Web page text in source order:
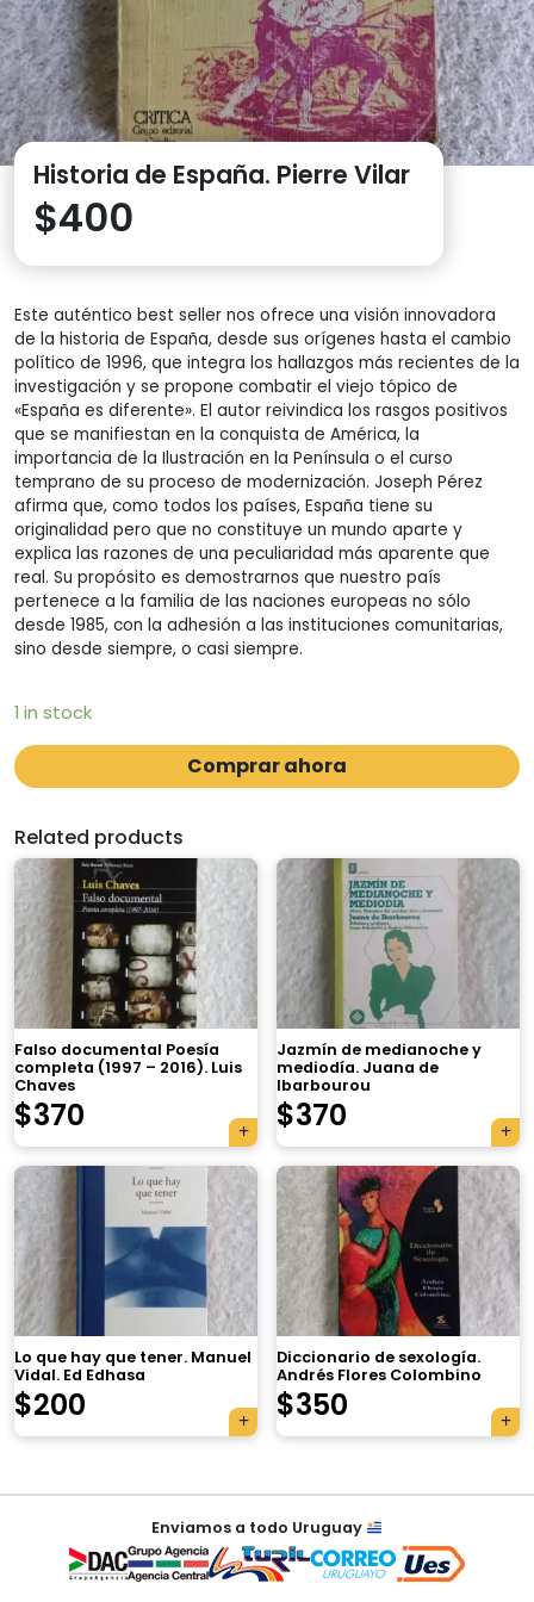
Historia de España. Pierre Vilar
$400
Este auténtico best seller nos ofrece una visión innovadora
de la historia de España, desde sus orígenes hasta el cambio
político de 1996, que integra los hallazgos más recientes de la
investigación y se propone combatir el viejo tópico de
«España es diferente». El autor reivindica los rasgos positivos
que se manifiestan en la conquista de América, la
importancia de la Ilustración en la Península o el curso
temprano de su proceso de modernización. Joseph Pérez
afirma que, como todos los países, España tiene su
originalidad pero que no constituye un mundo aparte y
explica las razones de una peculiaridad más aparente que
real. Su propósito es demostrarnos que nuestro país
pertenece a la familia de las naciones europeas no sólo
desde 1985, con la adhesión a las instituciones comunitarias,
sino desde siempre, o casi siempre.
1 in stock
Comprar ahora
Related products
Falso documental Poesía
completa (1997 – 2016). Luis
Chaves
$370
Jazmín de medianoche y
mediodía. Juana de
Ibarbourou
$370
Lo que hay que tener. Manuel
Vidal. Ed Edhasa
$200
Diccionario de sexología.
Andrés Flores Colombino
$350
Navegación
entradas
Enviamos a todo Uruguay
×
Tu carrito está vacío.
Agregá un producto y aparecerá acá
automáticamente.